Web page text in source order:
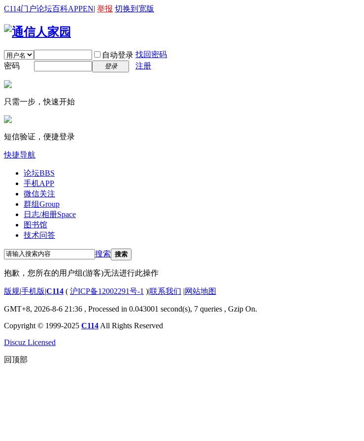
C114门户论坛百科APPEN| 举报 切换到宽版
自动登录 找回密码
密码
登录 注册
只需一步，快速开始
短信验证，便捷登录
快捷导航
论坛BBS
手机APP
微信关注
群组Group
日志/相册Space
图书馆
技术问答
搜索 搜索
抱歉，您所在的用户组(游客)无法进行此操作
版规|手机版|C114 ( 沪ICP备12002291号-1 )|联系我们 |网站地图
GMT+8, 2026-8-6 21:36 , Processed in 0.043001 second(s), 7 queries , Gzip On.
Copyright © 1999-2025 C114 All Rights Reserved
Discuz Licensed
回顶部